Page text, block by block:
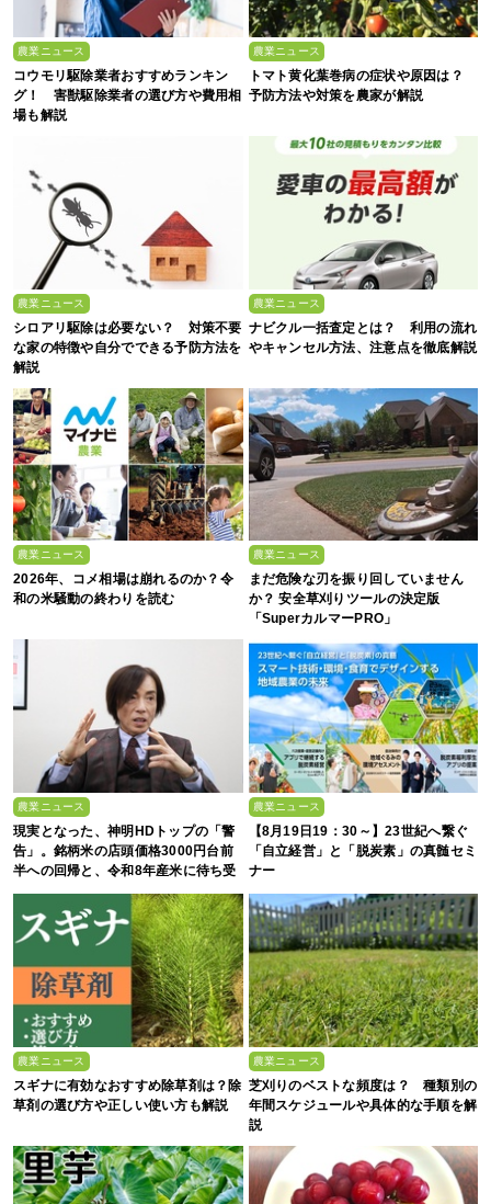
農業ニュース
コウモリ駆除業者おすすめランキン
グ！ 害獣駆除業者の選び方や費用相
場も解説
農業ニュース
トマト黄化葉巻病の症状や原因は？
予防方法や対策を農家が解説
農業ニュース
シロアリ駆除は必要ない？ 対策不要
な家の特徴や自分でできる予防方法を
解説
農業ニュース
ナビクル一括査定とは？ 利用の流れ
やキャンセル方法、注意点を徹底解説
農業ニュース
2026年、コメ相場は崩れるのか？令
和の米騒動の終わりを読む
農業ニュース
まだ危険な刃を振り回していません
か？ 安全草刈りツールの決定版
「SuperカルマーPRO」
農業ニュース
現実となった、神明HDトップの「警
告」。銘柄米の店頭価格3000円台前
半への回帰と、令和8年産米に待ち受
ける“大暴落”の可能性
農業ニュース
【8月19日19：30～】23世紀へ繋ぐ
「自立経営」と「脱炭素」の真髄セミ
ナー
農業ニュース
スギナに有効なおすすめ除草剤は？除
草剤の選び方や正しい使い方も解説
農業ニュース
芝刈りのベストな頻度は？ 種類別の
年間スケジュールや具体的な手順を解
説